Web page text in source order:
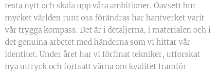
testa nytt och skala upp våra ambitioner. Oavsett hur
mycket världen runt oss förändras har hantverket varit
vår trygga kompass. Det är i detaljerna, i materialen och i
det genuina arbetet med händerna som vi hittar vår
identitet. Under året har vi förfinat tekniker, utforskat
nya uttryck och fortsatt värna om kvalitet framför